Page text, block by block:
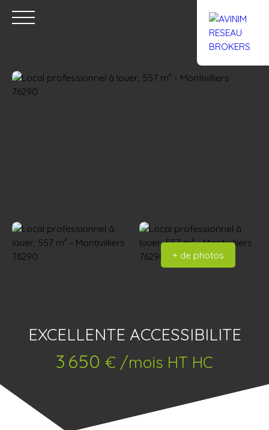
+ de photos
EXCELLENTE ACCESSIBILITE
3 650 € /mois HT HC